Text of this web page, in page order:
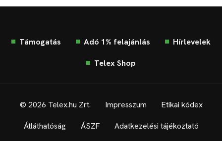
Támogatás Adó 1% felajánlás Hírlevelek
Telex Shop
© 2026 Telex.hu Zrt. Impresszum Etikai kódex
Átláthatóság ÁSZF Adatkezelési tájékoztató